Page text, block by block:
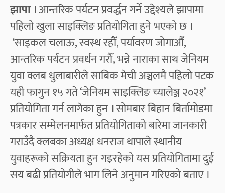
झापा । आन्तरिक पर्यटन प्रवर्द्धन गर्ने उद्देश्यले झापामा
पहिलो खुला साइक्लिङ प्रतियोगिता हुने भएको छ ।
‘साइकल चलाऊ, स्वस्थ रहौँ, पर्यावरण जोगाऔँ,
आन्तरिक पर्यटन प्रवर्धन गरौँ, भन्ने नाराका साथ जेनियम
युवा क्लब धुलाबारीले साबिक मेची अञ्चलमै पहिलो पटक
यही फागुन १५ गते ‘जेनियम साइक्लिङ च्यालेञ्ज २०२१’
प्रतियोगिता गर्न लागेका हुन । सोमबार बिहान बिर्तामोडमा
पत्रकार सम्मेलनमार्फत प्रतियोगिताको बारेमा जानकारी
गराउँदै क्लबका अध्यक्ष धनराज थापाले स्थानीय
युवाहरूको सक्रियता हुन गइरहेको यस प्रतियोगितामा दुई
सय बढी प्रतियोगीले भाग लिने अनुमान गरिएको बताए ।